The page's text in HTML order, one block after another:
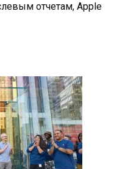
отчетам, Apple